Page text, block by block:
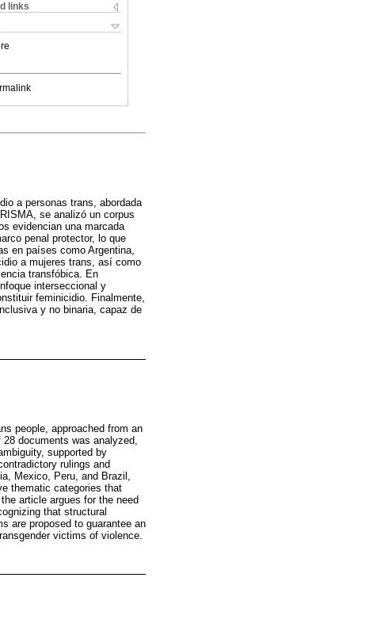
links
a personas trans, abordada
se analizó un corpus
evidencian una marcada
penal protector, lo que
en países como Argentina,
a mujeres trans, así como
transfóbica. En
interseccional y
feminicidio. Finalmente,
y no binaria, capaz de
people, approached from an
documents was analyzed,
supported by
rulings and
Mexico, Peru, and Brazil,
thematic categories that
article argues for the need
that structural
are proposed to guarantee an
victims of violence.